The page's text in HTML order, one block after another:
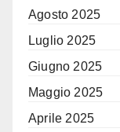
Agosto 2025
Luglio 2025
Giugno 2025
Maggio 2025
Aprile 2025